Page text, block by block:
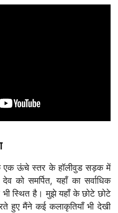
एक ऊंचे स्तर के हॉलीवुड सड़क में
को समर्पित, यहाँ का सर्वाधिक
भी स्थित है। मुझे यहाँ के छोटे छोटे
हुए मैंने कई कलाकृतियाँ भी देखी